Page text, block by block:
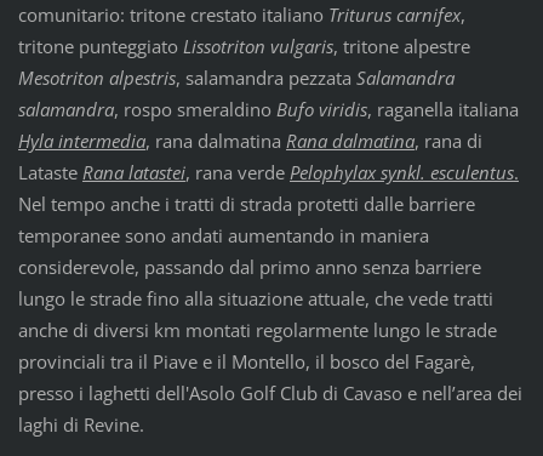
comunitario: tritone crestato italiano Triturus carnifex,
tritone punteggiato Lissotriton vulgaris, tritone alpestre
Mesotriton alpestris, salamandra pezzata Salamandra
salamandra, rospo smeraldino Bufo viridis, raganella italiana
Hyla intermedia, rana dalmatina Rana dalmatina, rana di
Lataste Rana latastei, rana verde Pelophylax synkl. esculentus.
Nel tempo anche i tratti di strada protetti dalle barriere
temporanee sono andati aumentando in maniera
considerevole, passando dal primo anno senza barriere
lungo le strade fino alla situazione attuale, che vede tratti
anche di diversi km montati regolarmente lungo le strade
provinciali tra il Piave e il Montello, il bosco del Fagarè,
presso i laghetti dell'Asolo Golf Club di Cavaso e nell’area dei
laghi di Revine.